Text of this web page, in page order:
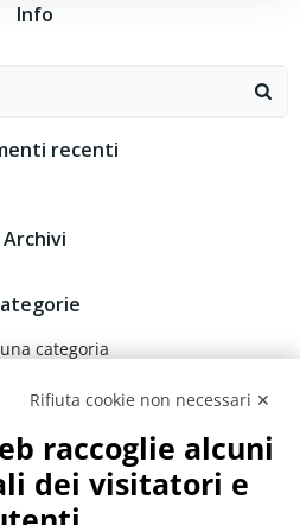
Info
recenti
Archivi
categoria
Meta
Accedi
dei contenuti
Rifiuta cookie non necessari ✕
raccoglie alcuni
dei visitatori e